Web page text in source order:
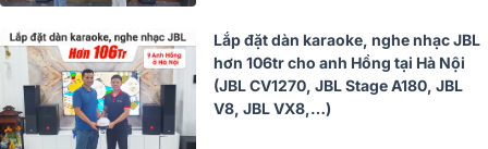
Lắp đặt dàn karaoke, nghe nhạc JBL
hơn 106tr cho anh Hồng tại Hà Nội
(JBL CV1270, JBL Stage A180, JBL
V8, JBL VX8,…)